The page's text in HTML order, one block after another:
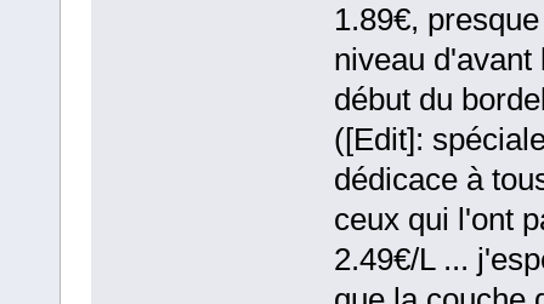
1.89€,
niveau d'avant
début du
([Edit]:
dédicace à
ceux qui l'ont
2.49€/L ...